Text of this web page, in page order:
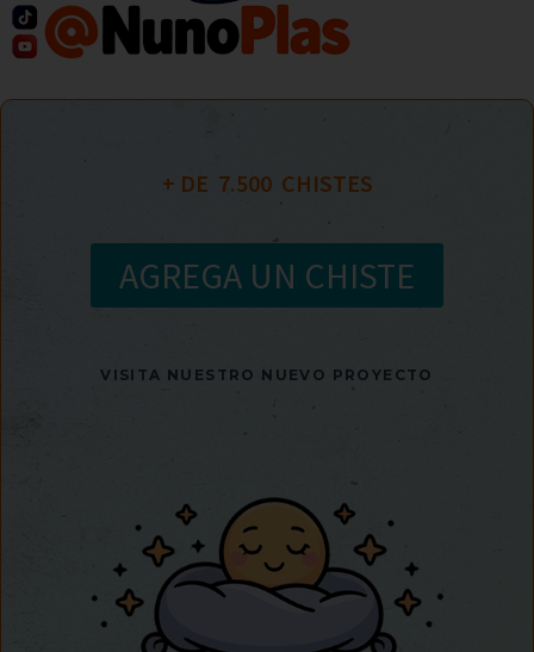
+ DE 7.500
  CHISTES
AGREGA UN CHISTE
VISITA NUESTRO NUEVO PROYECTO